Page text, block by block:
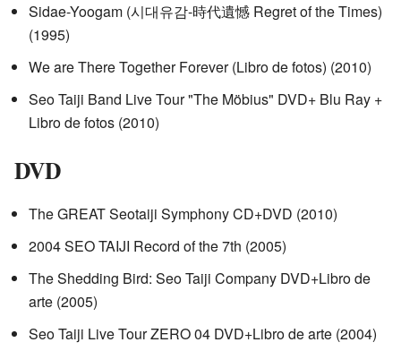
Sidae-Yoogam (시대유감-時代遺憾 Regret of the Times)
(1995)
We are There Together Forever (Libro de fotos) (2010)
Seo Taiji Band Live Tour "The Möbius" DVD+ Blu Ray +
Libro de fotos (2010)
DVD
The GREAT Seotaiji Symphony CD+DVD (2010)
2004 SEO TAIJI Record of the 7th (2005)
The Shedding Bird: Seo Taiji Company DVD+Libro de
arte (2005)
Seo Taiji Live Tour ZERO 04 DVD+Libro de arte (2004)